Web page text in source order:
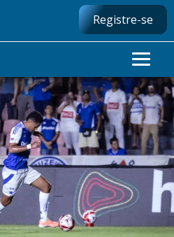
Registre-se